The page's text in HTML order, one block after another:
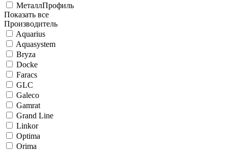
МеталлПрофиль
Показать все
Производитель
Aquarius
Aquasystem
Bryza
Docke
Faracs
GLC
Galeco
Gamrat
Grand Line
Linkor
Optima
Orima